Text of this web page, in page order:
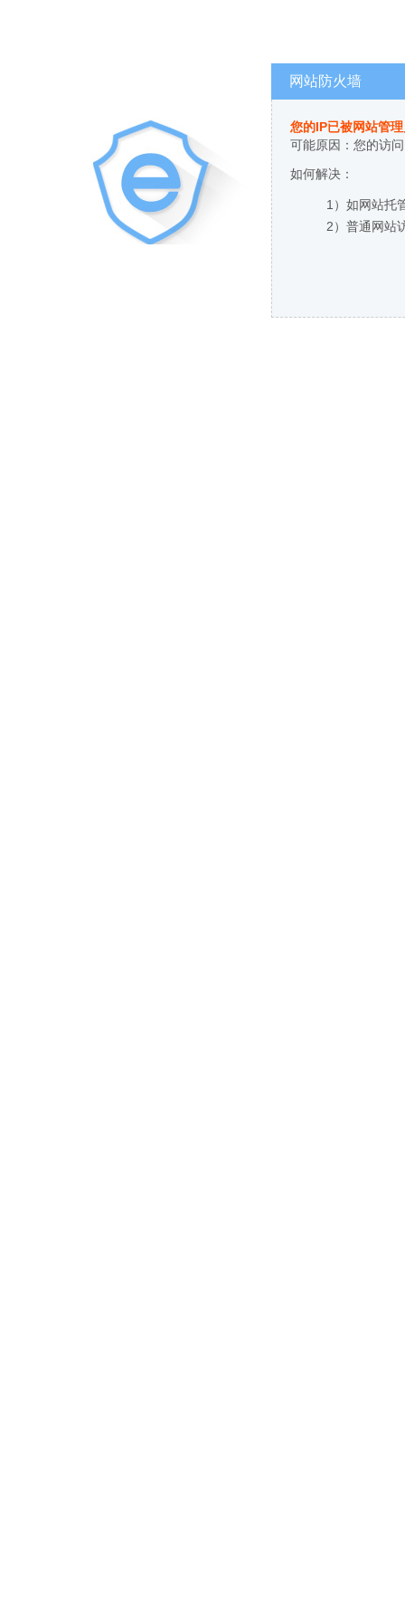
网站防火墙
您的IP已被网站管
可能原因：您的访
如何解决：
1）如网站托
2）普通网站